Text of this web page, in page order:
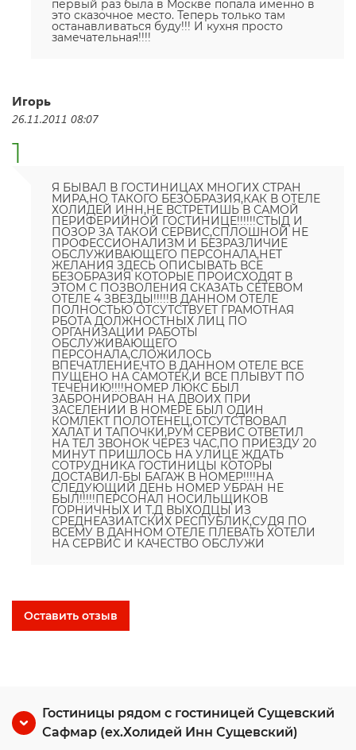
первый раз была в Москве попала именно в
это сказочное место. Теперь только там
останавливаться буду!!! И кухня просто
замечательная!!!!
Игорь
26.11.2011 08:07
1
Я БЫВАЛ В ГОСТИНИЦАХ МНОГИХ СТРАН
МИРА,НО ТАКОГО БЕЗОБРАЗИЯ,КАК В ОТЕЛЕ
ХОЛИДЕЙ ИНН,НЕ ВСТРЕТИШЬ В САМОЙ
ПЕРИФЕРИЙНОЙ ГОСТИНИЦЕ!!!!!!СТЫД И
ПОЗОР ЗА ТАКОЙ СЕРВИС,СПЛОШНОЙ НЕ
ПРОФЕССИОНАЛИЗМ И БЕЗРАЗЛИЧИЕ
ОБСЛУЖИВАЮЩЕГО ПЕРСОНАЛА,НЕТ
ЖЕЛАНИЯ ЗДЕСЬ ОПИСЫВАТЬ ВСЕ
БЕЗОБРАЗИЯ КОТОРЫЕ ПРОИСХОДЯТ В
ЭТОМ С ПОЗВОЛЕНИЯ СКАЗАТЬ СЕТЕВОМ
ОТЕЛЕ 4 ЗВЕЗДЫ!!!!!В ДАННОМ ОТЕЛЕ
ПОЛНОСТЬЮ ОТСУТСТВУЕТ ГРАМОТНАЯ
РБОТА ДОЛЖНОСТНЫХ ЛИЦ ПО
ОРГАНИЗАЦИИ РАБОТЫ
ОБСЛУЖИВАЮЩЕГО
ПЕРСОНАЛА,СЛОЖИЛОСЬ
ВПЕЧАТЛЕНИЕ,ЧТО В ДАННОМ ОТЕЛЕ ВСЕ
ПУЩЕНО НА САМОТЕК,И ВСЕ ПЛЫВУТ ПО
ТЕЧЕНИЮ!!!!НОМЕР ЛЮКС БЫЛ
ЗАБРОНИРОВАН НА ДВОИХ ПРИ
ЗАСЕЛЕНИИ В НОМЕРЕ БЫЛ ОДИН
КОМЛЕКТ ПОЛОТЕНЕЦ,ОТСУТСТВОВАЛ
ХАЛАТ И ТАПОЧКИ,РУМ СЕРВИС ОТВЕТИЛ
НА ТЕЛ ЗВОНОК ЧЕРЕЗ ЧАС,ПО ПРИЕЗДУ 20
МИНУТ ПРИШЛОСЬ НА УЛИЦЕ ЖДАТЬ
СОТРУДНИКА ГОСТИНИЦЫ КОТОРЫ
ДОСТАВИЛ-БЫ БАГАЖ В НОМЕР!!!!НА
СЛЕДУЮЩИЙ ДЕНЬ НОМЕР УБРАН НЕ
БЫЛ!!!!!ПЕРСОНАЛ НОСИЛЬЩИКОВ
ГОРНИЧНЫХ И Т.Д ВЫХОДЦЫ ИЗ
СРЕДНЕАЗИАТСКИХ РЕСПУБЛИК,СУДЯ ПО
ВСЕМУ В ДАННОМ ОТЕЛЕ ПЛЕВАТЬ ХОТЕЛИ
НА СЕРВИС И КАЧЕСТВО ОБСЛУЖИ
Оставить отзыв
Гостиницы рядом с гостиницей Сущевский
Сафмар (ex.Холидей Инн Сущевский)